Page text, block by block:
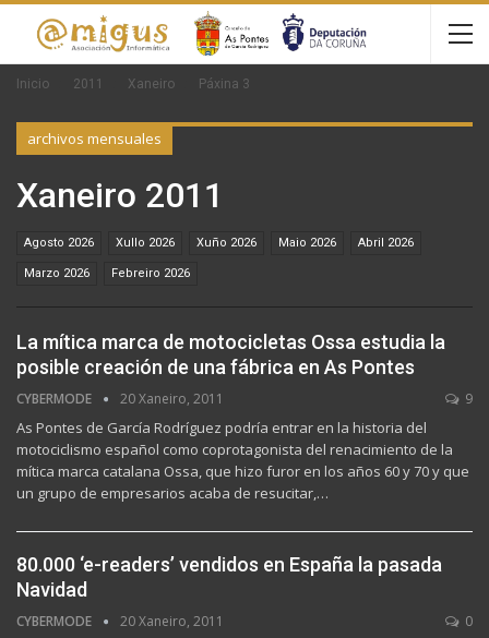
Inicio 2011 Xaneiro Páxina 3
archivos mensuales
Xaneiro 2011
Agosto 2026 Xullo 2026 Xuño 2026 Maio 2026 Abril 2026
Marzo 2026 Febreiro 2026
La mítica marca de motocicletas Ossa estudia la
posible creación de una fábrica en As Pontes
CYBERMODE 20 Xaneiro, 2011 9
As Pontes de García Rodríguez podría entrar en la historia del
motociclismo español como coprotagonista del renacimiento de la
mítica marca catalana Ossa, que hizo furor en los años 60 y 70 y que
un grupo de empresarios acaba de resucitar,…
80.000 ‘e-readers’ vendidos en España la pasada
Navidad
CYBERMODE 20 Xaneiro, 2011 0